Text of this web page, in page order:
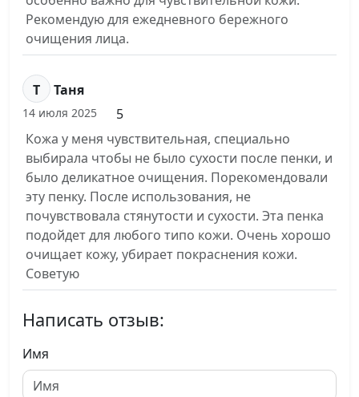
Рекомендую для ежедневного бережного
очищения лица.
Т Таня
14 июля 2025
5
Кожа у меня чувствительная, специально
выбирала чтобы не было сухости после пенки, и
было деликатное очищения. Порекомендовали
эту пенку. После использования, не
почувствовала стянутости и сухости. Эта пенка
подойдет для любого типо кожи. Очень хорошо
очищает кожу, убирает покраснения кожи.
Советую
Написать отзыв:
Имя